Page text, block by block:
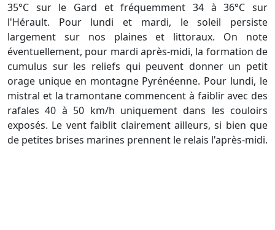
35°C sur le Gard et fréquemment 34 à 36°C sur
l'Hérault. Pour lundi et mardi, le soleil persiste
largement sur nos plaines et littoraux. On note
éventuellement, pour mardi après-midi, la formation de
cumulus sur les reliefs qui peuvent donner un petit
orage unique en montagne Pyrénéenne. Pour lundi, le
mistral et la tramontane commencent à faiblir avec des
rafales 40 à 50 km/h uniquement dans les couloirs
exposés. Le vent faiblit clairement ailleurs, si bien que
de petites brises marines prennent le relais l'après-midi.